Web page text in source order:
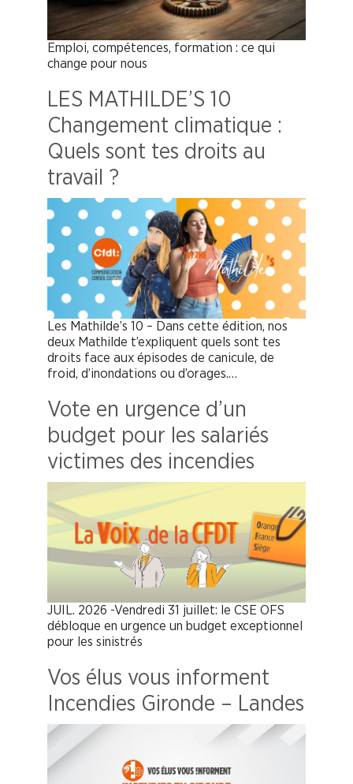
Emploi, compétences, formation : ce qui
change pour nous
LES MATHILDE’S 10
Changement climatique :
Quels sont tes droits au
travail ?
Les Mathilde’s 10 – Dans cette édition, nos
deux Mathilde t’expliquent quels sont tes
droits face aux épisodes de canicule, de
froid, d’inondations ou d’orages.…
Vote en urgence d’un
budget pour les salariés
victimes des incendies
JUIL. 2026 -Vendredi 31 juillet: le CSE OFS
débloque en urgence un budget exceptionnel
pour les sinistrés
Vos élus vous informent
Incendies Gironde – Landes